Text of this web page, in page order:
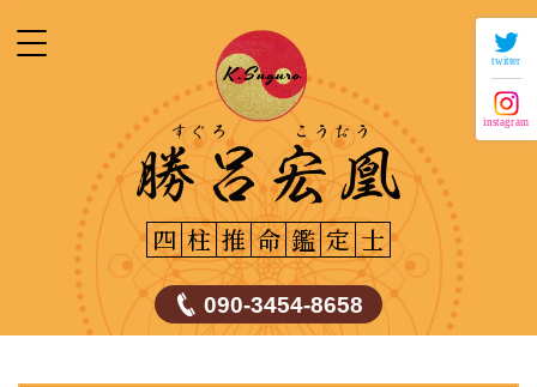
四 柱 推 命 鑑 定 士
090-3454-8658
twitter
instagram